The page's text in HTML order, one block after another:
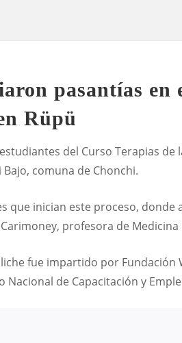
pasantías en
Rüpü
del Curso Terapias
comuna de Chonchi.
que inician este proceso,
profesora de Medicina
fue impartido por
de Capacitación y